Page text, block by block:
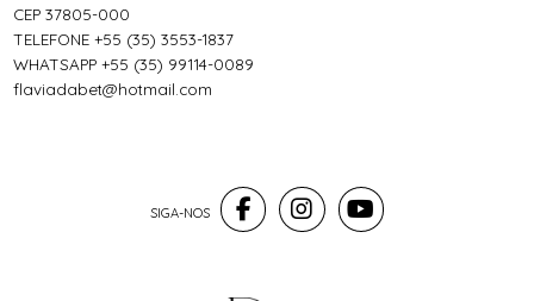
CEP 37805-000
TELEFONE +55 (35) 3553-1837
WHATSAPP +55 (35) 99114-0089
flaviadabet@hotmail.com